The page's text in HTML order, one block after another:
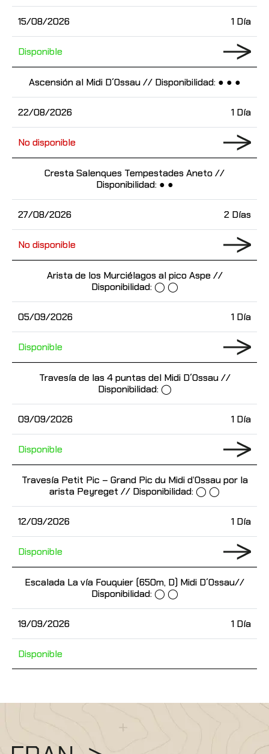
15/08/2026 1 Día
Disponible
22/08/2026
Ascensión al Midi D´Ossau // Disponibilidad: ● ● ●
1 Día
No disponible
27/08/2026
Cresta Salenques Tempestades Aneto //
Disponibilidad: ● ●
2 Días
No disponible
05/09/2026
Arista de los Murciélagos al pico Aspe //
Disponibilidad: ◯ ◯
1 Día
Disponible
09/09/2026
Travesía de las 4 puntas del Midi D´Ossau //
Disponibilidad: ◯
1 Día
Disponible
12/09/2026
Travesía Petit Pic – Grand Pic du Midi d’Ossau por la
arista Peyreget // Disponibilidad: ◯ ◯
1 Día
Disponible
19/09/2026
Escalada La vía Fouquier (650m, D) Midi D´Ossau//
Disponibilidad: ◯ ◯
1 Día
Disponible